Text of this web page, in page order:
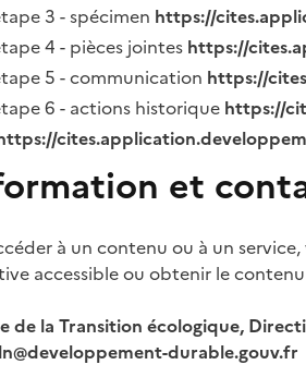
3 - spécimen https://
4 - pièces jointes https://
5 - communication https://
6 - actions historique https://
et
à un contenu ou à un
accessible ou obtenir le
de la Transition écologique,
durable.gouv.fr